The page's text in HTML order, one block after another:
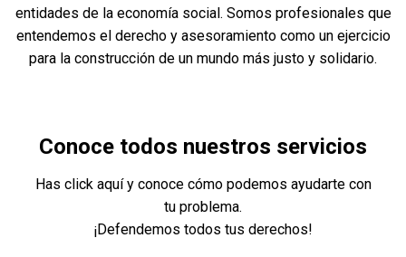
entidades de la economía social. Somos profesionales que
entendemos el derecho y asesoramiento como un ejercicio
para la construcción de un mundo más justo y solidario.
Conoce todos nuestros servicios
Has click aquí y conoce cómo podemos ayudarte con
tu problema.
¡Defendemos todos tus derechos!